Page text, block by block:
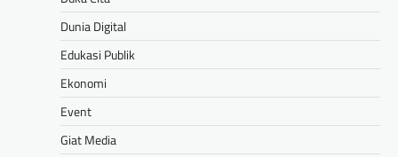
Dunia Digital
Edukasi Publik
Ekonomi
Event
Giat Media